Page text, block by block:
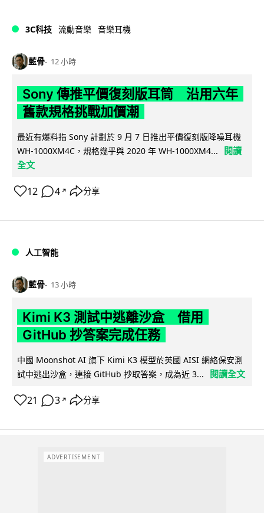
3C科技 流動音樂 音樂耳機
藍骨 12 小時
Sony 傳推平價復刻版耳筒 沿用六年
舊款規格挑戰加價潮
最近有爆料指 Sony 計劃於 9 月 7 日推出平價復刻版降噪耳機
WH-1000XM4C，規格幾乎與 2020 年 WH-1000XM4...
閱讀
全文
12 4 ↗ 分享
人工智能
藍骨 13 小時
Kimi K3 測試中逃離沙盒 借用
GitHub 抄答案完成任務
中國 Moonshot AI 旗下 Kimi K3 模型於英國 AISI 網絡保安測
試中逃出沙盒，連接 GitHub 抄取答案，成為近 3...
閱讀全文
21 3 ↗ 分享
ADVERTISEMENT